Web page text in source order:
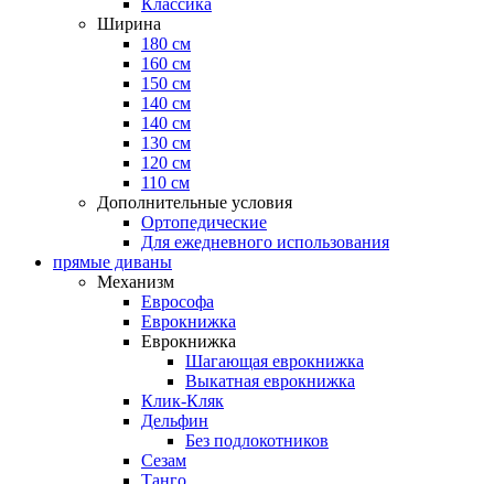
Классика
Ширина
180 см
160 см
150 см
140 см
140 см
130 см
120 см
110 см
Дополнительные условия
Ортопедические
Для ежедневного использования
прямые диваны
Механизм
Еврософа
Еврокнижка
Еврокнижка
Шагающая еврокнижка
Выкатная еврокнижка
Клик-Кляк
Дельфин
Без подлокотников
Сезам